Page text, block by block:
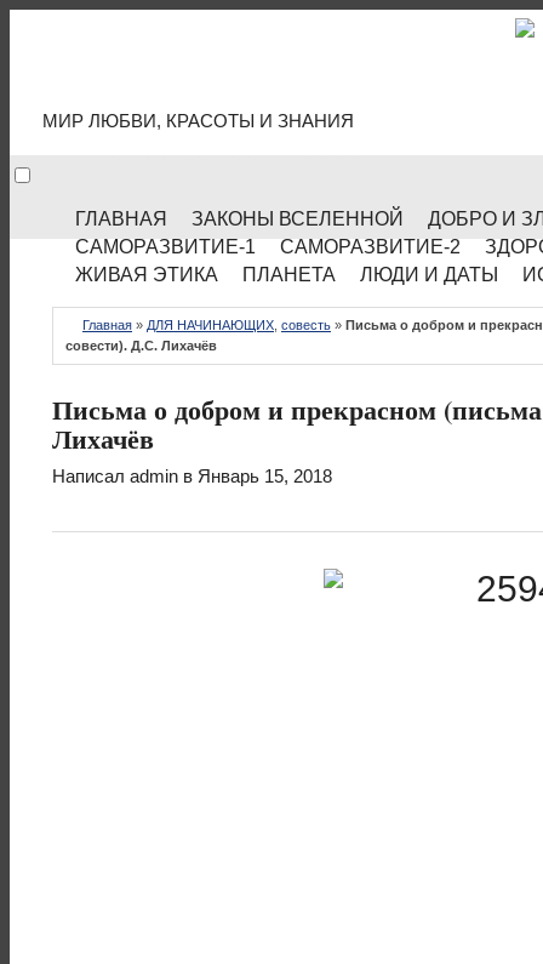
МИР ЛЮБВИ, КРАСОТЫ И ЗНАНИЯ
ГЛАВНАЯ ЗАКОНЫ ВСЕЛЕННОЙ
ДОБРО И
САМОРАЗВИТИЕ-1
САМОРАЗВИТИЕ-2
ЖИВАЯ ЭТИКА
ПЛАНЕТА ЛЮДИ И ДАТЫ
Главная » ДЛЯ НАЧИНАЮЩИХ совесть » Письма о добром и
совести). Д.С. Лихачёв
Письма о добром и прекрасном
Лихачёв
Написал admin в Январь 15, 2018